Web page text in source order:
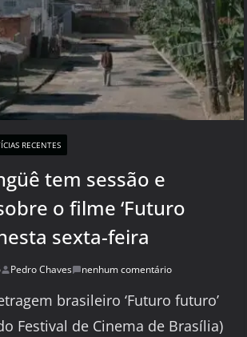
RECENTES
tem sessão e
o filme ‘Futuro
sexta-feira
Pedro Chaves nenhum comentário
brasileiro ‘Futuro futuro’
Festival de Cinema de Brasília)